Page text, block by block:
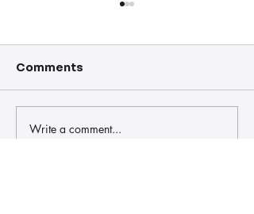
La III edición de
Comments
Write a comment...